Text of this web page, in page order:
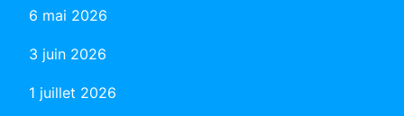
6 mai 2026
3 juin 2026
1 juillet 2026